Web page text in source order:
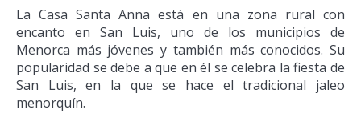
La Casa Santa Anna está en una zona rural con
encanto en San Luis, uno de los municipios de
Menorca más jóvenes y también más conocidos. Su
popularidad se debe a que en él se celebra la fiesta de
San Luis, en la que se hace el tradicional jaleo
menorquín.